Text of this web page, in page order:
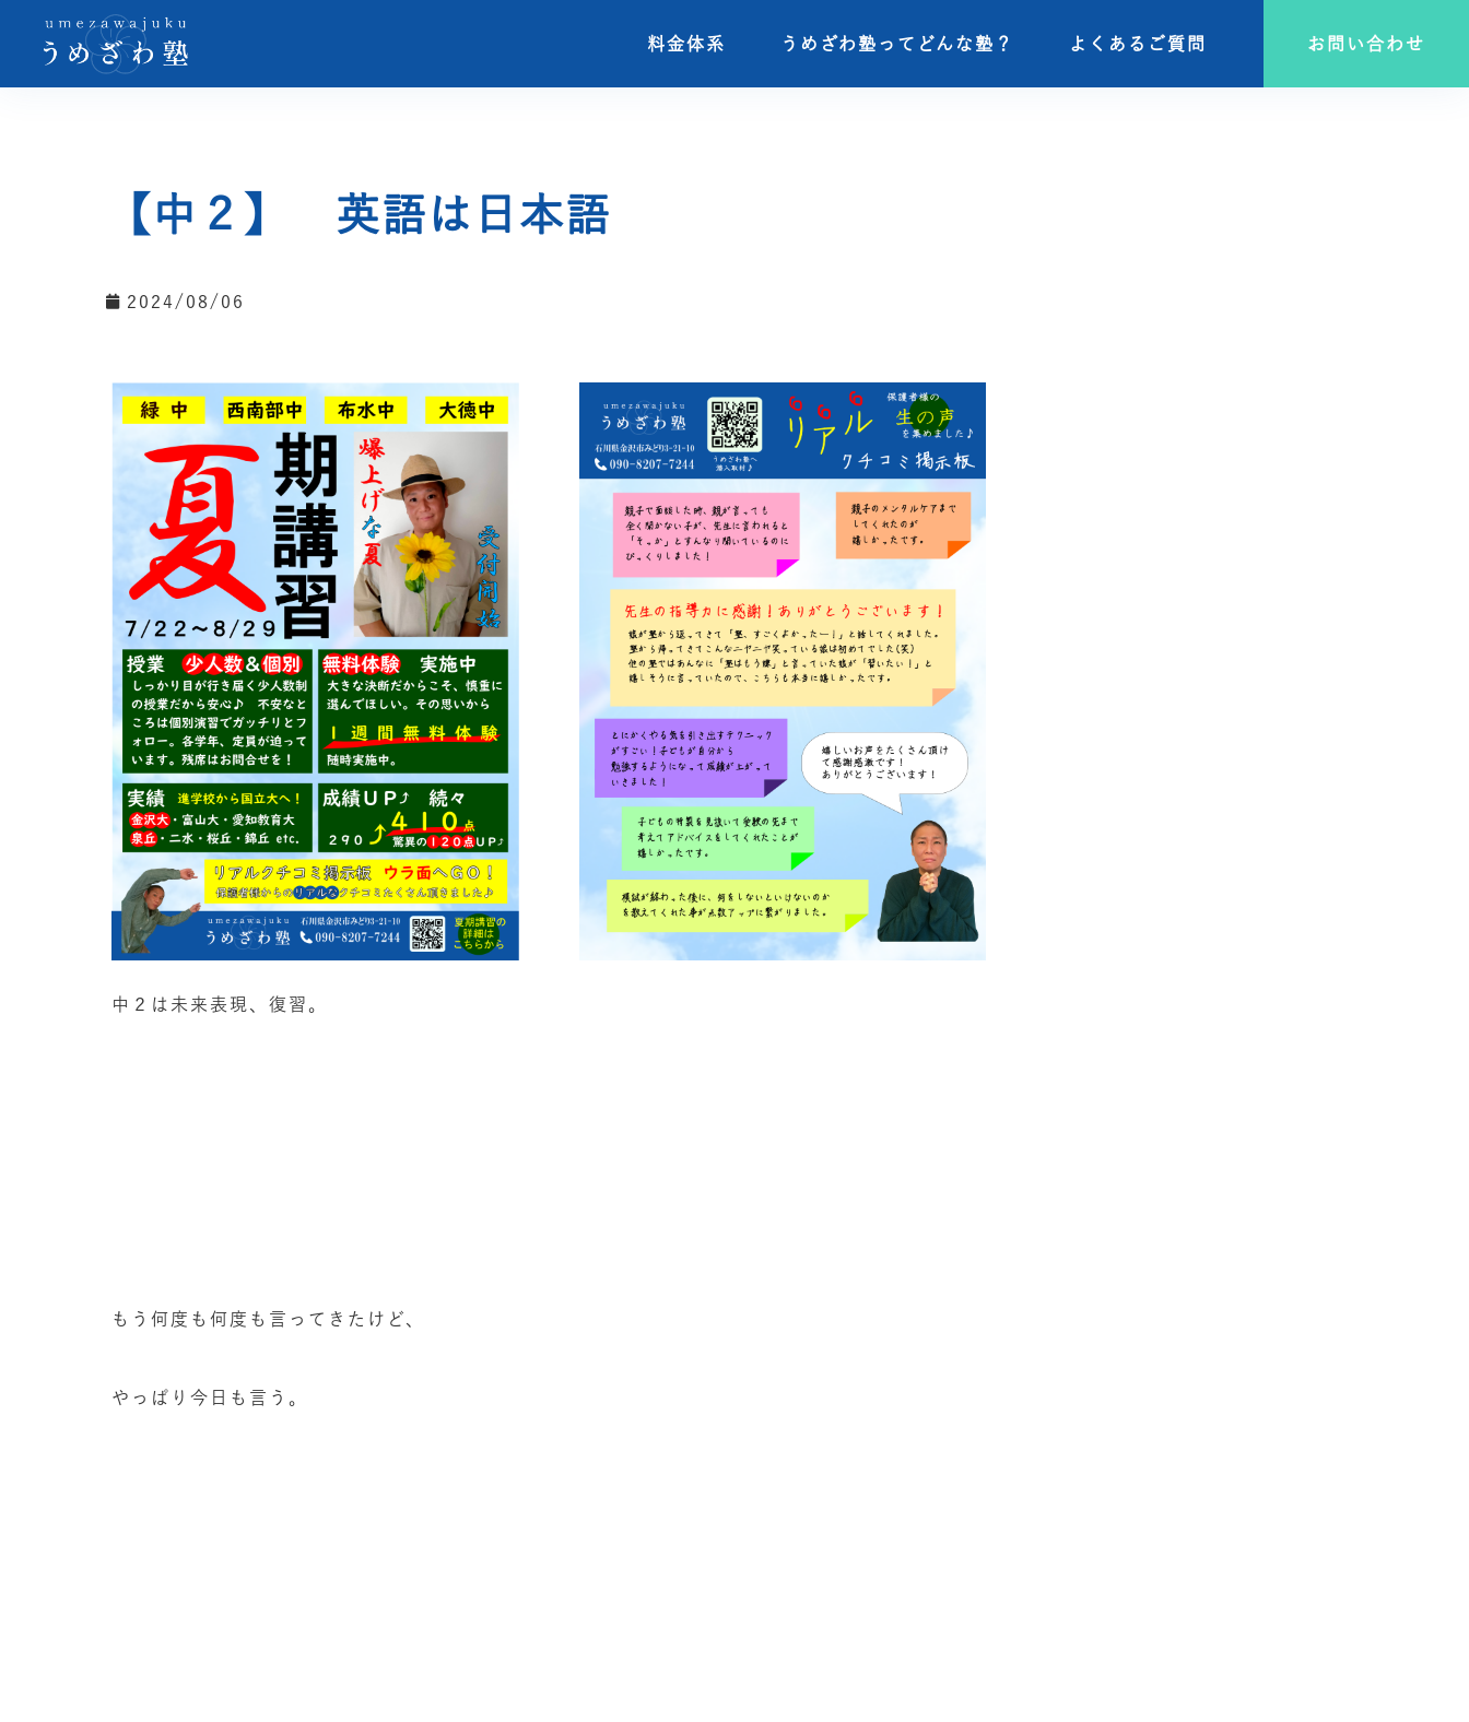
料金体系 うめざわ塾ってどんな塾？ よくあるご質問 お問い合わせ
料金体系 うめざわ塾ってどんな塾？ よくあるご質問 お問い合わせ
【中２】 英語は日本語
2024/08/06
中２は未来表現、復習。
もう何度も何度も言ってきたけど、
やっぱり今日も言う。